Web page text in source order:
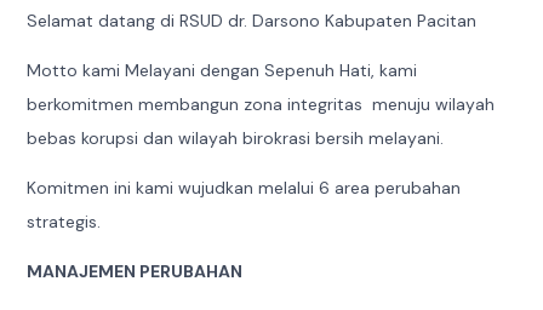
Selamat datang di RSUD dr. Darsono Kabupaten Pacitan
Motto kami Melayani dengan Sepenuh Hati, kami
berkomitmen membangun zona integritas menuju wilayah
bebas korupsi dan wilayah birokrasi bersih melayani.
Komitmen ini kami wujudkan melalui 6 area perubahan
strategis.
MANAJEMEN PERUBAHAN